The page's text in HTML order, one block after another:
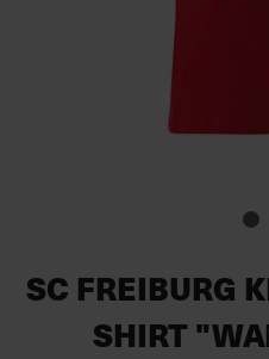
SC FREIBURG
SHIRT